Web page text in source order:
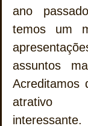
ano
temos um
assuntos
Acreditamos
atrativo